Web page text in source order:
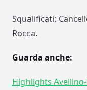
Squalificati:
Rocca.
Guarda anche:
Highlights